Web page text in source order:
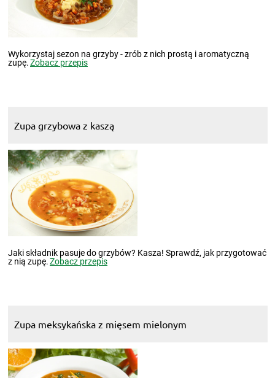
Wykorzystaj sezon na grzyby - zrób z nich prostą i aromatyczną
zupę.Zobacz przepis
Zupa grzybowa z kaszą
Jaki składnik pasuje do grzybów? Kasza! Sprawdź, jak przygotować
z nią zupę.Zobacz przepis
Zupa meksykańska z mięsem mielonym